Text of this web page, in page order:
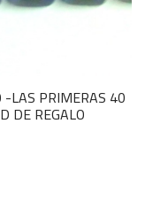
LAS PRIMERAS 40
DE REGALO